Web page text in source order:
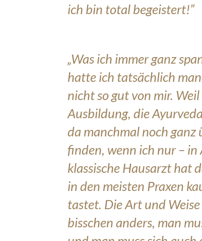
ich bin total begeistert!”
„Was ich immer ganz
hatte ich tatsächlich
nicht so gut von mir.
Ausbildung, die
da manchmal noch
finden, wenn ich nur –
klassische Hausarzt hat
in den meisten Praxen
tastet. Die Art und
bisschen anders, man